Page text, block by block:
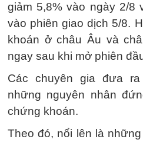
giảm 5,8% vào ngày 2/8
vào phiên giao dịch 5/8.
khoán ở châu Âu và
ngay sau khi mở phiên
Các chuyên gia đưa
những nguyên nhân
chứng khoán.
Theo đó, nổi lên là